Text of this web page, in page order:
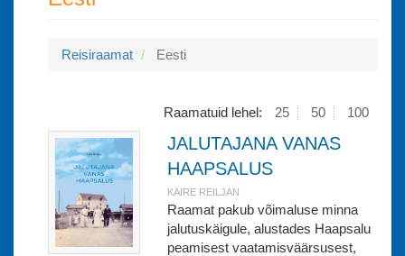
out)
Reisiraamat Eesti
Raamatuid lehel: 25 50 100
JALUTAJANA VANAS
HAAPSALUS
KAIRE REILJAN
Raamat pakub võimaluse minna
jalutuskäigule, alustades Haapsalu
peamisest vaatamisväärsusest,